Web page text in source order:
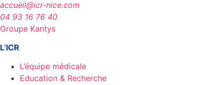
accueil@icr-nice.com
04 93 16 76 40
Groupe Kantys
L’ICR
L’équipe médicale
Education & Recherche